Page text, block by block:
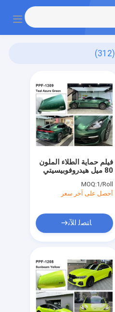
(312)
فيلم حماية الطلاء الملون
80 ميل هيدروفوبيسيتي
MOQ:1/Roll
أحصل على آخر سعر
ﺎﺘﺼﻟ ﺍﻶﻧ